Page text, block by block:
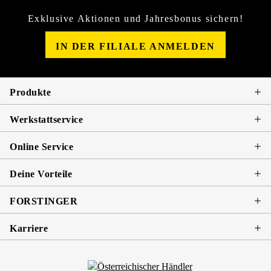
Exklusive Aktionen und Jahresbonus sichern!
IN DER FILIALE ANMELDEN
Produkte
Werkstattservice
Online Service
Deine Vorteile
FORSTINGER
Karriere